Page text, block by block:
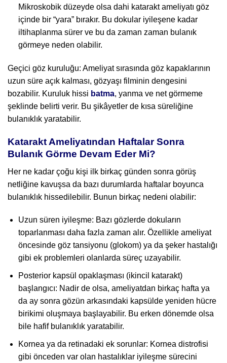
Mikroskobik düzeyde olsa dahi katarakt ameliyatı göz
içinde bir “yara” bırakır. Bu dokular iyileşene kadar
iltihaplanma sürer ve bu da zaman zaman bulanık
görmeye neden olabilir.
Geçici göz kuruluğu: Ameliyat sırasında göz kapaklarının
uzun süre açık kalması, gözyaşı filminin dengesini
bozabilir. Kuruluk hissi batma, yanma ve net görmeme
şeklinde belirti verir. Bu şikâyetler de kısa süreliğine
bulanıklık yaratabilir.
Katarakt Ameliyatından Haftalar Sonra
Bulanık Görme Devam Eder Mi?
Her ne kadar çoğu kişi ilk birkaç günden sonra görüş
netliğine kavuşsa da bazı durumlarda haftalar boyunca
bulanıklık hissedilebilir. Bunun birkaç nedeni olabilir:
Uzun süren iyileşme: Bazı gözlerde dokuların
toparlanması daha fazla zaman alır. Özellikle ameliyat
öncesinde göz tansiyonu (glokom) ya da şeker hastalığı
gibi ek problemleri olanlarda süreç uzayabilir.
Posterior kapsül opaklaşması (ikincil katarakt)
başlangıcı: Nadir de olsa, ameliyatdan birkaç hafta ya
da ay sonra gözün arkasındaki kapsülde yeniden hücre
birikimi oluşmaya başlayabilir. Bu erken dönemde olsa
bile hafif bulanıklık yaratabilir.
Kornea ya da retinadaki ek sorunlar: Kornea distrofisi
gibi önceden var olan hastalıklar iyileşme sürecini